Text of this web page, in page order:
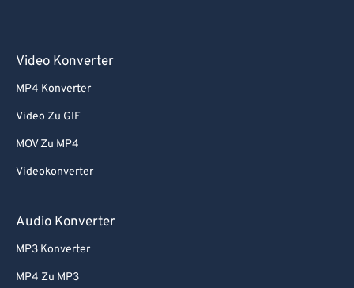
Video Konverter
MP4 Konverter
Video Zu GIF
MOV Zu MP4
Videokonverter
Audio Konverter
MP3 Konverter
MP4 Zu MP3